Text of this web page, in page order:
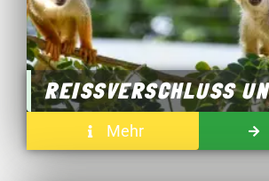
REISSVERSCHLUSS
Mehr